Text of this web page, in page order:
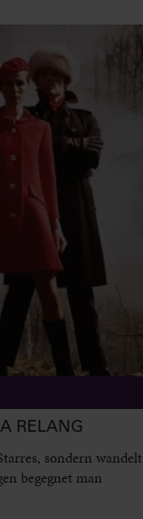
RELANG
sondern wandelt
begegnet man